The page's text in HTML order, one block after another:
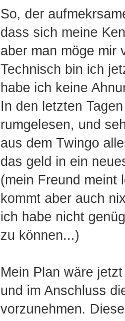
So, der
dass sich meine
aber man möge
Technisch bin ich
habe ich keine
In den letzten
rumgelesen, und
aus dem Twingo
das geld in ein
(mein Freund meint
kommt aber auch
ich habe nicht
zu können...)
Mein Plan wäre
und im Anschluss
vorzunehmen.